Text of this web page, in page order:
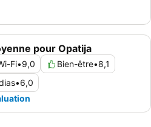
pour Opatija
Fi•9,0 Bien-être•8,1
•6,0